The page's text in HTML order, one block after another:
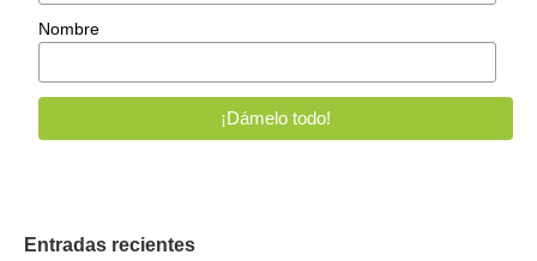
Nombre
Entradas recientes